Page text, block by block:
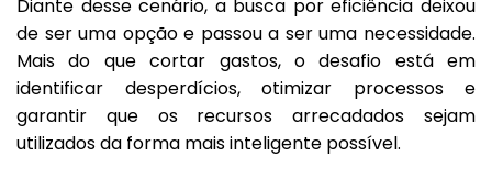
Diante desse cenário, a busca por eficiência deixou
de ser uma opção e passou a ser uma necessidade.
Mais do que cortar gastos, o desafio está em
identificar desperdícios, otimizar processos e
garantir que os recursos arrecadados sejam
utilizados da forma mais inteligente possível.